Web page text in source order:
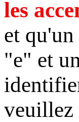
les
et
"e" et
veuillez